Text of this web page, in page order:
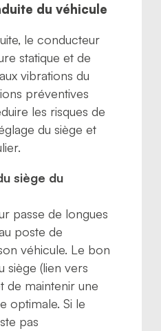
du véhicule
le conducteur
statique et de
vibrations du
préventives
les risques de
du siège et
siège du
passe de longues
poste de
véhicule. Le bon
siège (lien vers
de maintenir une
optimale. Si le
pas